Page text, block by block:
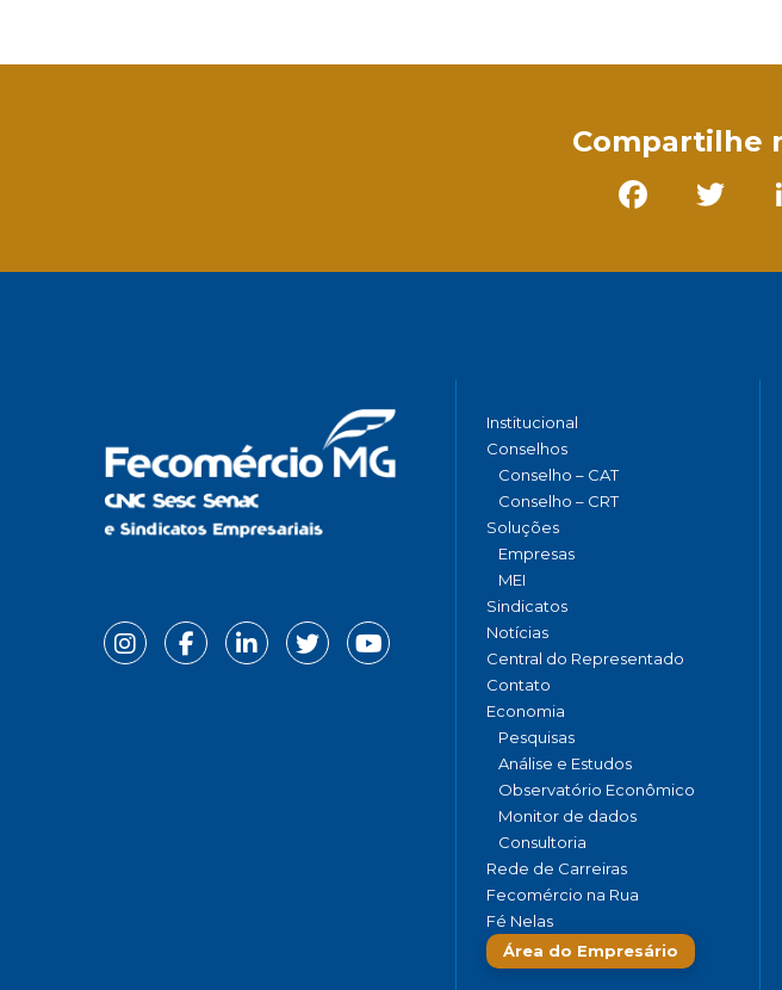
Compartilhe
Institucional
Conselhos
Conselho – CAT
Conselho – CRT
Soluções
Empresas
MEI
Sindicatos
Notícias
Central do Representado
Contato
Economia
Pesquisas
Análise e Estudos
Observatório Econômico
Monitor de dados
Consultoria
Rede de Carreiras
Fecomércio na Rua
Fé Nelas
Área do Empresário